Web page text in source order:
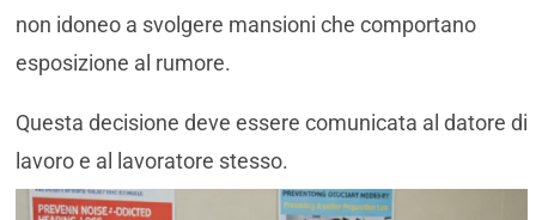
non idoneo a svolgere mansioni che comportano
esposizione al rumore.
Questa decisione deve essere comunicata al datore di
lavoro e al lavoratore stesso.